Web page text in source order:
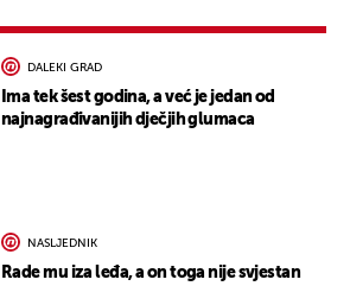
DALEKI GRAD
Ima tek šest godina, a već je jedan od
najnagrađivanijih dječjih glumaca
NASLJEDNIK
Rade mu iza leđa, a on toga nije svjestan